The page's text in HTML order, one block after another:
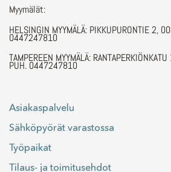
Myymälät:
HELSINGIN MYYMÄLÄ: PIKKUPURONTIE 2,
0447247810
TAMPEREEN MYYMÄLÄ:
PUH. 0447247810
Asiakaspalvelu
Sähköpyörät varastossa
Työpaikat
Tilaus- ja toimitusehdot